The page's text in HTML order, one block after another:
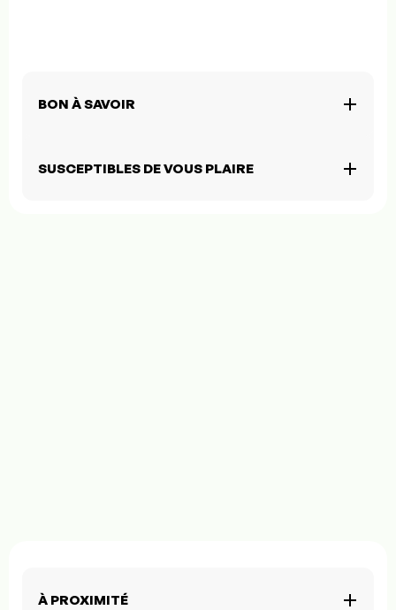
BON À SAVOIR
SUSCEPTIBLES DE VOUS PLAIRE
À PROXIMITÉ